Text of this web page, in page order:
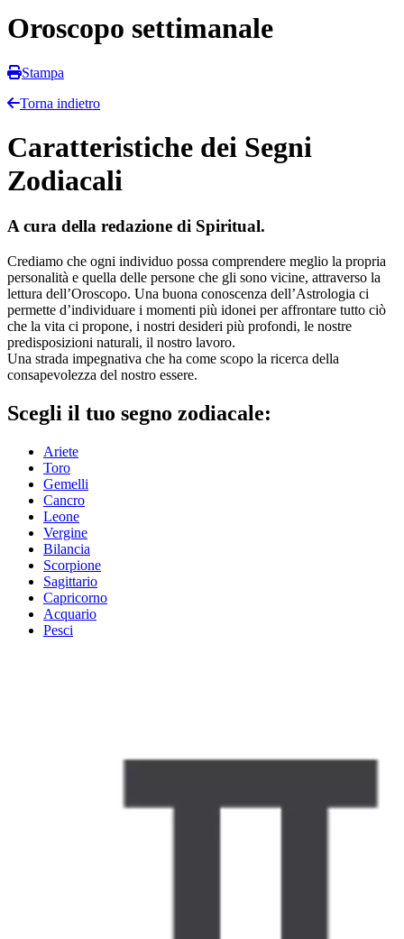
Oroscopo settimanale
Stampa
Torna indietro
Caratteristiche dei Segni
Zodiacali
A cura della redazione di Spiritual.
Crediamo che ogni individuo possa comprendere meglio la propria
personalità e quella delle persone che gli sono vicine, attraverso la
lettura dell’Oroscopo. Una buona conoscenza dell’Astrologia ci
permette d’individuare i momenti più idonei per affrontare tutto ciò
che la vita ci propone, i nostri desideri più profondi, le nostre
predisposizioni naturali, il nostro lavoro.
Una strada impegnativa che ha come scopo la ricerca della
consapevolezza del nostro essere.
Scegli il tuo segno zodiacale:
Ariete
Toro
Gemelli
Cancro
Leone
Vergine
Bilancia
Scorpione
Sagittario
Capricorno
Acquario
Pesci